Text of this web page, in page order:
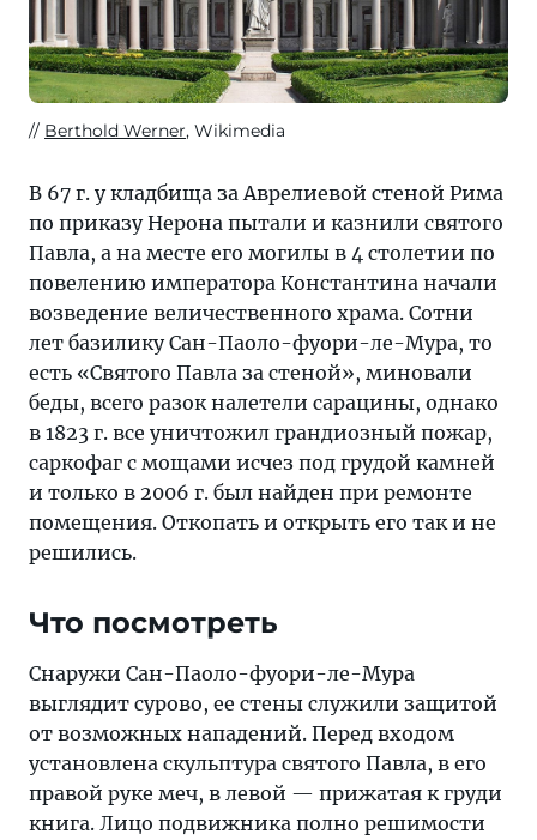
Berthold Werner, Wikimedia
В 67 г. у кладбища за Аврелиевой стеной Рима
по приказу Нерона пытали и казнили святого
Павла, а на месте его могилы в 4 столетии по
повелению императора Константина начали
возведение величественного храма. Сотни
лет базилику Сан-Паоло-фуори-ле-Мура, то
есть «Святого Павла за стеной», миновали
беды, всего разок налетели сарацины, однако
в 1823 г. все уничтожил грандиозный пожар,
саркофаг с мощами исчез под грудой камней
и только в 2006 г. был найден при ремонте
помещения. Откопать и открыть его так и не
решились.
Что посмотреть
Снаружи Сан-Паоло-фуори-ле-Мура
выглядит сурово, ее стены служили защитой
от возможных нападений. Перед входом
установлена скульптура святого Павла, в его
правой руке меч, в левой — прижатая к груди
книга. Лицо подвижника полно решимости